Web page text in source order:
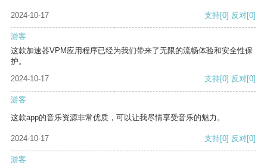
2024-10-17 支持[0] 反对[0]
游客
这款加速器VPM应用程序已经为我们带来了无限的流畅体验和安全性保
护。
2024-10-17
支持[0] 反对[0]
游客
这款app的音乐资源非常优质，可以让我尽情享受音乐的魅力。
2024-10-17 支持[0] 反对[0]
游客